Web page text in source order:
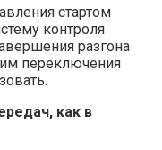
стартом
контроля
разгона
переключения
как в